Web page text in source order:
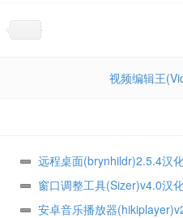
视频编辑王
远程桌面(brynhildr)2.5.4汉
窗口调整工具(Sizer)v4.0汉
安卓音乐播放器